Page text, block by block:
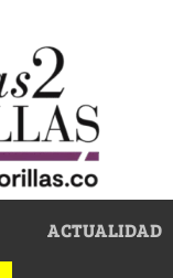
ACTUALIDAD